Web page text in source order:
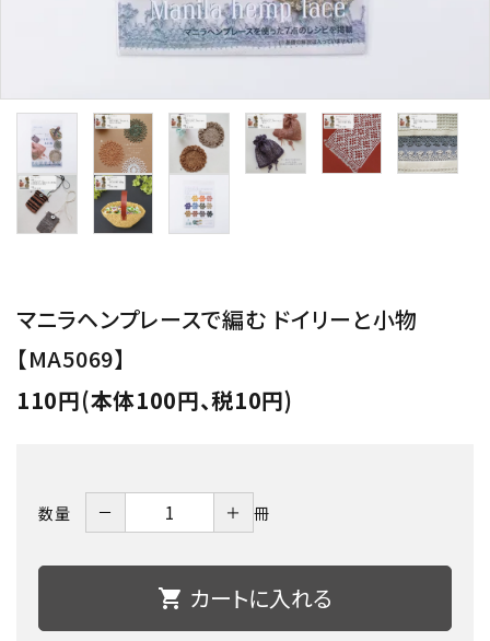
SHOP
店舗
CONTACT
お問い合わせ
マニラヘンプレースで編む ドイリーと小物
【MA5069】
110円(本体100円、税10円)
数量 － ＋ 冊
shopping_cart カートに入れる